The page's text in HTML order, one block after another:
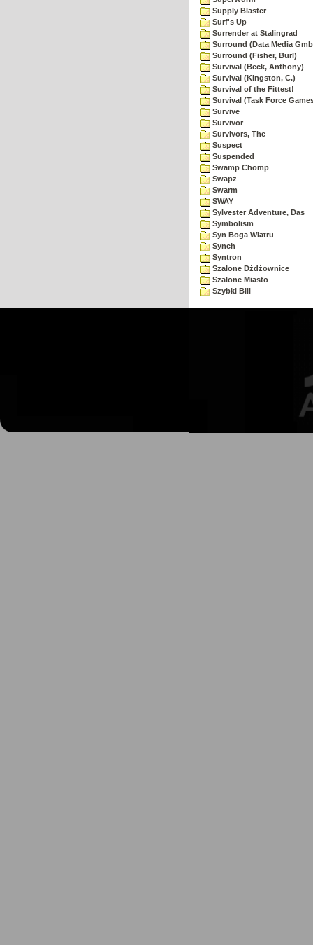
Supply Blaster
Surf's Up
Surrender at Stalingrad
Surround (Data Media
Surround (Fisher, Burl)
Survival (Beck, Anthony)
Survival (Kingston, C.)
Survival of the Fittest!
Survival (Task Force
Survive
Survivor
Survivors, The
Suspect
Suspended
Swamp Chomp
Swapz
Swarm
SWAY
Sylvester Adventure, Das
Symbolism
Syn Boga Wiatru
Synch
Syntron
Szalone Dżdżownice
Szalone Miasto
Szybki Bill